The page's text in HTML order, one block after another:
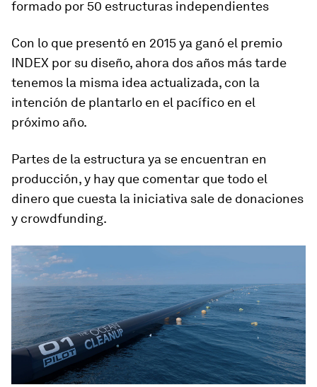
formado por 50 estructuras independientes
Con lo que presentó en 2015 ya ganó el premio
INDEX por su diseño, ahora dos años más tarde
tenemos la misma idea actualizada, con la
intención de plantarlo en el pacífico en el
próximo año.
Partes de la estructura ya se encuentran en
producción, y hay que comentar que todo el
dinero que cuesta la iniciativa sale de donaciones
y crowdfunding.